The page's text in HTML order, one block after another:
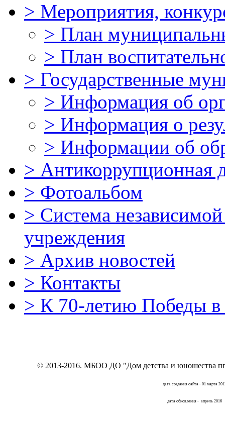
> Мероприятия,
> План
> План
> Государственные
> Информация об
> Информация о
> Информации об
> Антикоррупционная
> Фотоальбом
> Система
учреждения
> Архив новостей
> Контакты
> К 70-летию Победы в
© 2013-2016. МБОО ДО "Дом детства и юношества
дата создания сайта - 01 марта
дата обновления - апрель 2016